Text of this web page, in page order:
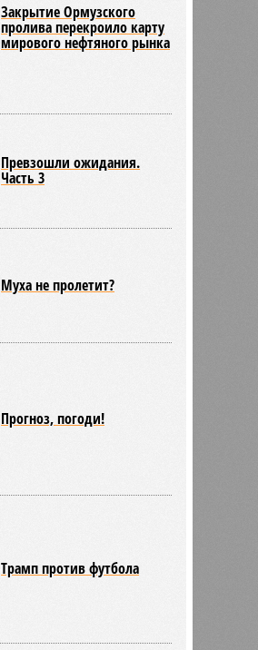
Закрытие Ормузского
пролива перекроило карту
мирового нефтяного рынка
Превзошли ожидания.
Часть 3
Муха не пролетит?
Прогноз, погоди!
Трамп против футбола